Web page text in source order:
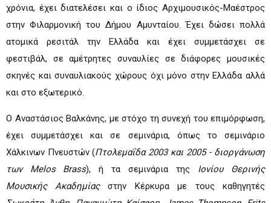
χρόνια, έχει διατελέσει και ο ίδιος Αρχιμουσικός-Μαέστρος
στην Φιλαρμονική του Δήμου Αμυνταίου. Έχει δώσει πολλά
ατομικά ρεσιτάλ την Ελλάδα και έχει συμμετάσχει σε
φεστιβάλ, σε αμέτρητες συναυλίες σε διάφορες μουσικές
σκηνές και συναυλιακούς χώρους όχι μόνο στην Ελλάδα αλλά
και στο εξωτερικό.
Ο Αναστάσιος Βαλκάνης, με στόχο τη συνεχή του επιμόρφωση,
έχει συμμετάσχει και σε σεμινάρια, όπως το σεμινάριο
Χάλκινων Πνευστών (Πτολεμαΐδα 2003 και 2005 - διοργάνωση
των Melos Brass), ή τα σεμινάρια της Ιονίου Θερινής
Μουσικής Ακαδημίαςστην Κέρκυρα με τους καθηγητές